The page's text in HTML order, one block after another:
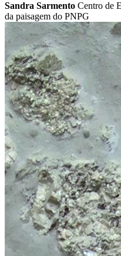
Sandra Sarmento Centro de
da paisagem do PNPG